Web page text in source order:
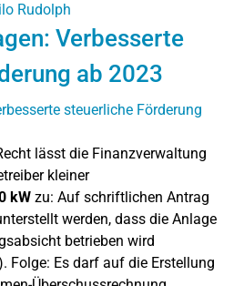
Rudolph
Verbesserte
ab 2023
lässt die Finanzverwaltung
kleiner
kW zu: Auf schriftlichen Antrag
werden, dass die Anlage
betrieben wird
Folge: Es darf auf die Erstellung